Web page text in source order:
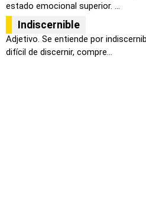
estado emocional superior. ...
Indiscernible
Adjetivo. Se entiende por
difícil de discernir, compre...